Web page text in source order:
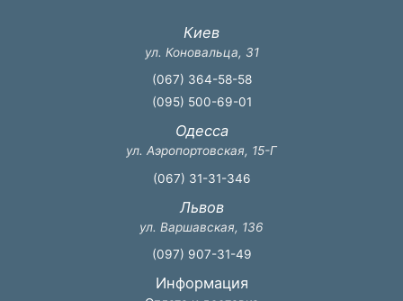
Киев
ул. Коновальца, 31
(067) 364-58-58
(095) 500-69-01
Одесса
ул. Аэропортовская, 15-Г
(067) 31-31-346
Львов
ул. Варшавская, 136
(097) 907-31-49
Информация